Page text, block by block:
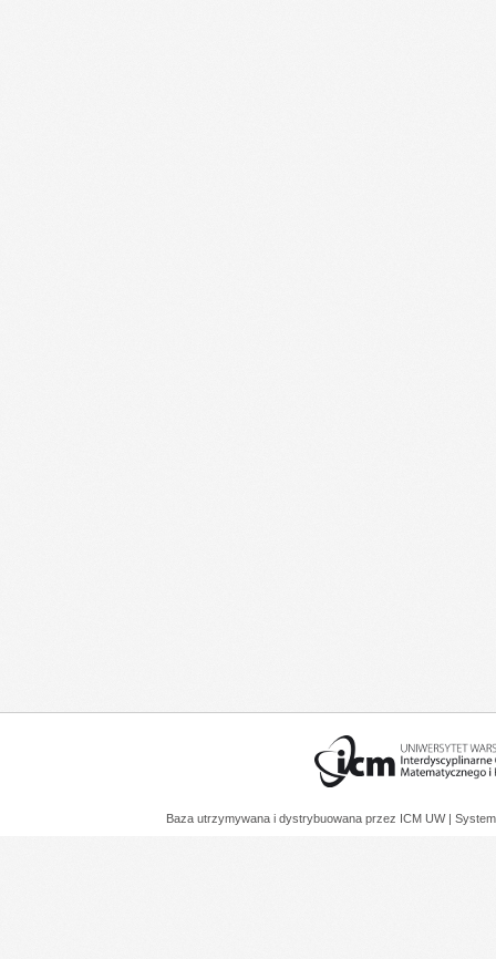
Baza utrzymywana i dystrybuowana przez ICM UW |